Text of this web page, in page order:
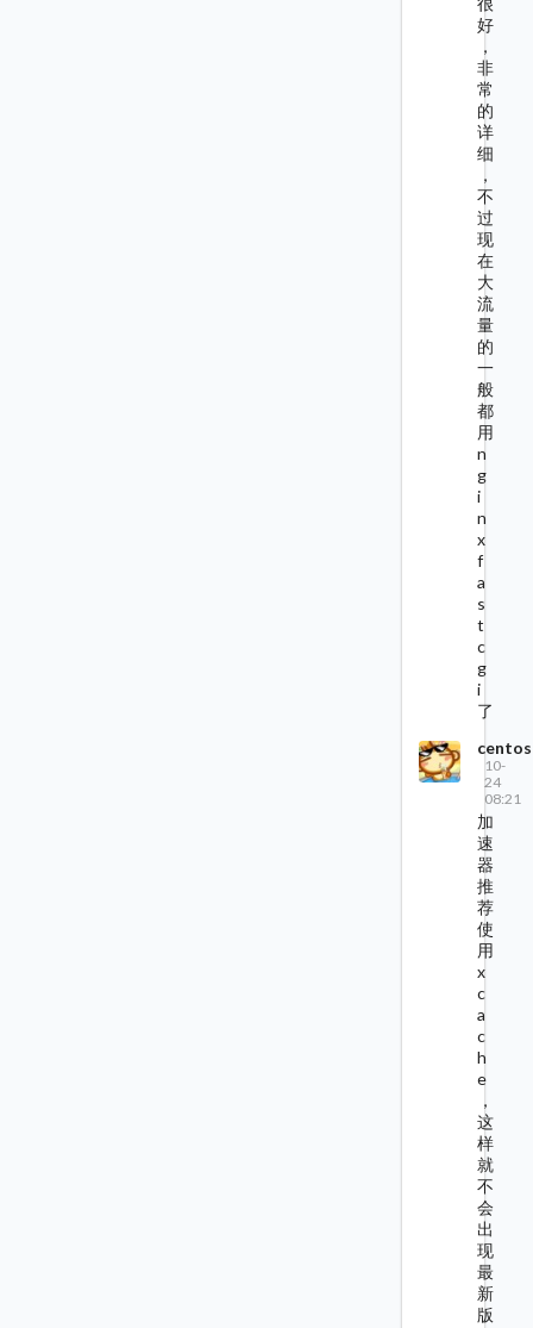
好
，
非
常
的
详
细
，
不
过
现
在
大
流
量
的
一
般
都
用
n
g
i
n
x
f
a
s
t
c
g
i
了
centos
10-
24
08:21
加
速
器
推
荐
使
用
x
c
a
c
h
e
，
这
样
就
不
会
出
现
最
新
版